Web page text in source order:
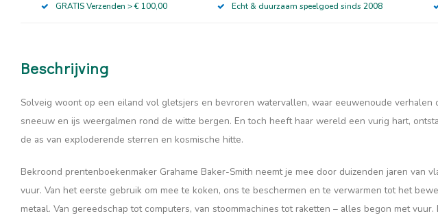
GRATIS Verzenden > € 100,00 Echt & duurzaam speelgoed sinds 2008
Beschrijving
Solveig woont op een eiland vol gletsjers en bevroren watervallen, waar eeuwenoude verhalen
sneeuw en ijs weergalmen rond de witte bergen. En toch heeft haar wereld een vurig hart,
de as van exploderende sterren en kosmische hitte.
Bekroond prentenboekenmaker Grahame Baker-Smith neemt je mee door duizenden jaren van
vuur. Van het eerste gebruik om mee te koken, ons te beschermen en te verwarmen tot het
metaal. Van gereedschap tot computers, van stoommachines tot raketten – alles begon met vuur.